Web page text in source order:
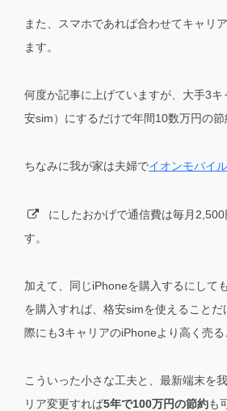
また、スマホであれば合わせてキャリ
ます。
何度か記事に上げていますが、大手3
安sim）にするだけで年間10数万円の節
ちなみに我が家は夫婦でイオンモバイル
にしたおかげで通信費は毎月2,500
す。
加えて、同じiPhoneを購入するにして
を購入すれば、格安simを使えることだ
際にも3キャリアのiPhoneより高く売る
こういった小さな工夫と、最新端末を
リア変更すれば5年で100万円の節約も